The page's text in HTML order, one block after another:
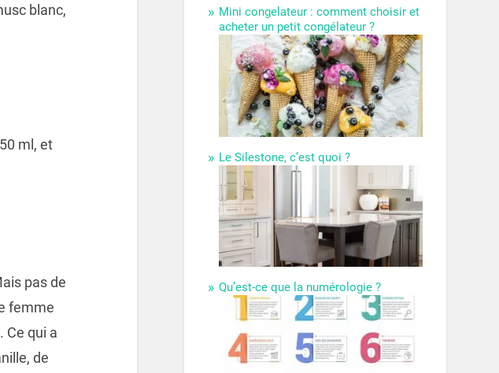
blanc,
ml, et
pas de
femme
Ce qui a
de
Mini congelateur : comment choisir et
acheter un petit congélateur ?
Le Silestone, c’est quoi ?
Qu’est-ce que la numérologie ?